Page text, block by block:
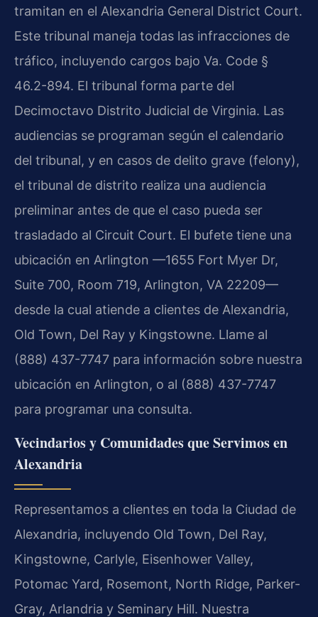
tramitan en el Alexandria General District Court.
Este tribunal maneja todas las infracciones de
tráfico, incluyendo cargos bajo Va. Code §
46.2-894. El tribunal forma parte del
Decimoctavo Distrito Judicial de Virginia. Las
audiencias se programan según el calendario
del tribunal, y en casos de delito grave (felony),
el tribunal de distrito realiza una audiencia
preliminar antes de que el caso pueda ser
trasladado al Circuit Court. El bufete tiene una
ubicación en Arlington —1655 Fort Myer Dr,
Suite 700, Room 719, Arlington, VA 22209—
desde la cual atiende a clientes de Alexandria,
Old Town, Del Ray y Kingstowne. Llame al
(888) 437-7747 para información sobre nuestra
ubicación en Arlington, o al (888) 437-7747
para programar una consulta.
Vecindarios y Comunidades que Servimos en
Alexandria
Representamos a clientes en toda la Ciudad de
Alexandria, incluyendo Old Town, Del Ray,
Kingstowne, Carlyle, Eisenhower Valley,
Potomac Yard, Rosemont, North Ridge, Parker-
Gray, Arlandria y Seminary Hill. Nuestra